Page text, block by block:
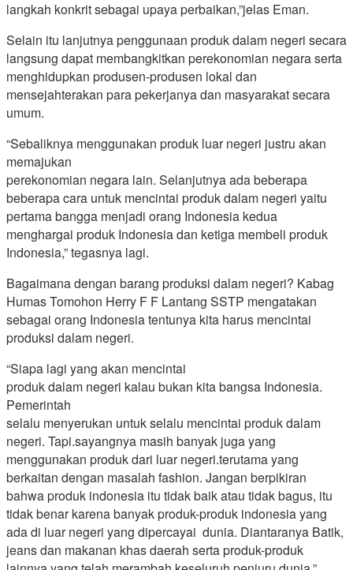
langkah konkrit sebagai upaya perbaikan,”jelas Eman.
Selain itu lanjutnya penggunaan produk dalam negeri secara
langsung dapat membangkitkan perekonomian negara serta
menghidupkan produsen-produsen lokal dan
mensejahterakan para pekerjanya dan masyarakat secara
umum.
“Sebaliknya menggunakan produk luar negeri justru akan
memajukan
perekonomian negara lain. Selanjutnya ada beberapa
beberapa cara untuk mencintai produk dalam negeri yaitu
pertama bangga menjadi orang Indonesia kedua
menghargai produk Indonesia dan ketiga membeli produk
Indonesia,” tegasnya lagi.
Bagaimana dengan barang produksi dalam negeri? Kabag
Humas Tomohon Herry F F Lantang SSTP mengatakan
sebagai orang Indonesia tentunya kita harus mencintai
produksi dalam negeri.
“Siapa lagi yang akan mencintai
produk dalam negeri kalau bukan kita bangsa Indonesia.
Pemerintah
selalu menyerukan untuk selalu mencintai produk dalam
negeri. Tapi.sayangnya masih banyak juga yang
menggunakan produk dari luar negeri.terutama yang
berkaitan dengan masalah fashion. Jangan berpikiran
bahwa produk indonesia itu tidak baik atau tidak bagus, itu
tidak benar karena banyak produk-produk indonesia yang
ada di luar negeri yang dipercayai dunia. Diantaranya Batik,
jeans dan makanan khas daerah serta produk-produk